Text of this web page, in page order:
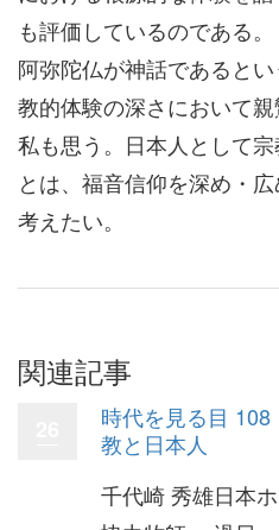
も評価しているのである。
阿弥陀仏が神話であると
教的体験の深さにおいて
私も思う。日本人として
とは、福音信仰を深め・
考えたい。
関連記事
時代を見る目
教と日本人
千代崎 秀雄日本